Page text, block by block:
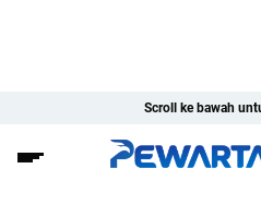
Scroll ke bawah